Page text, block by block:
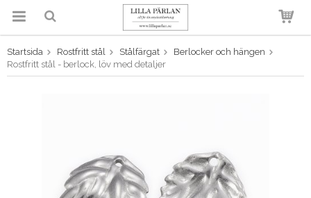
Produkten har blivit tillagd i
varukorgen
Startsida Rostfritt stål Stålfärgat
Berlocker och hängen
Rostfritt stål - berlock, löv med detaljer